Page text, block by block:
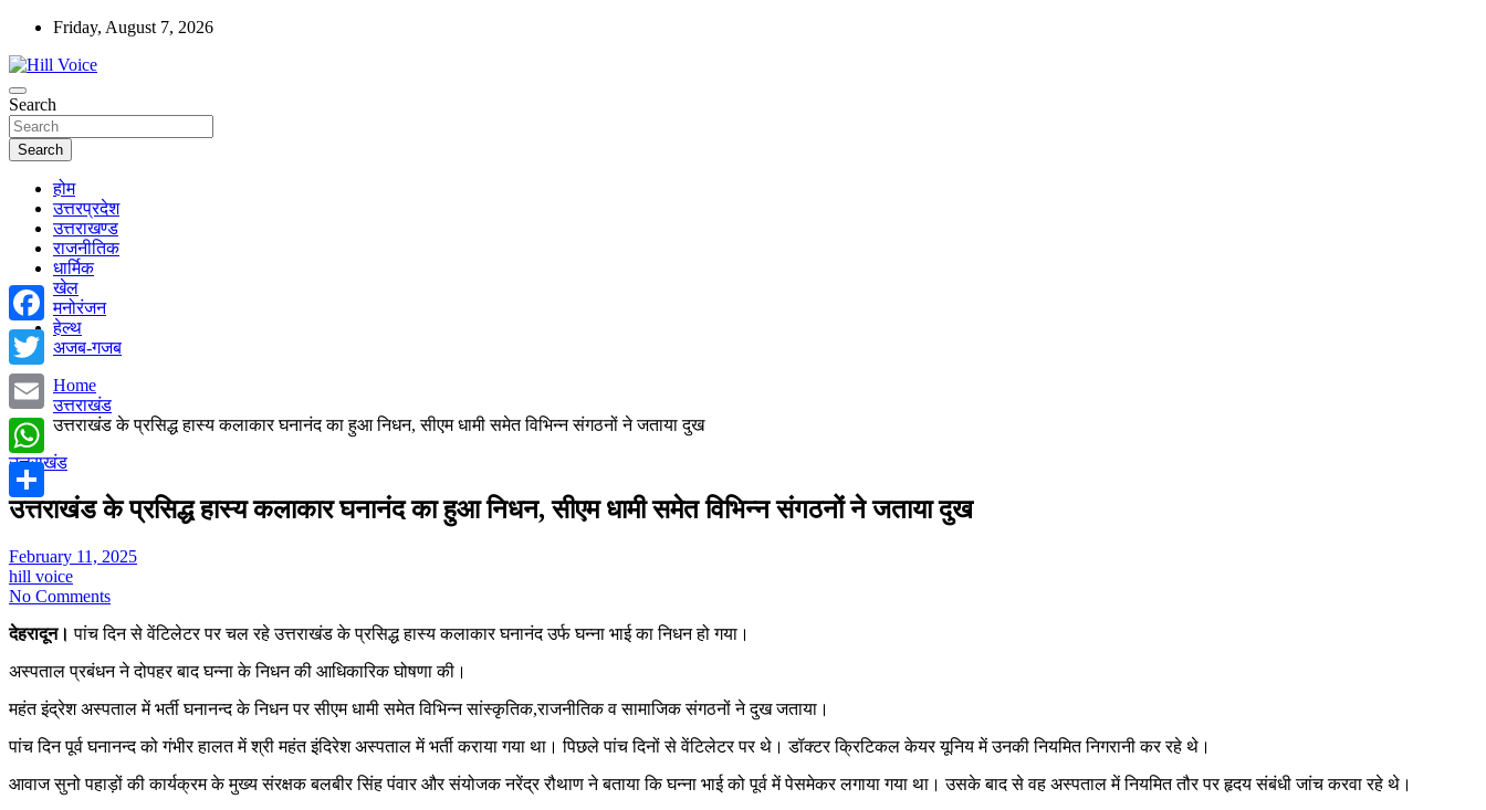
Skip
content
Friday, August 7, 2026
Hill Voice
न्यूज़ पोर्टल
Search
Search
होम
उत्तरप्रदेश
उत्तराखण्ड
राजनीतिक
धार्मिक
खेल
मनोरंजन
हेल्थ
अजब-गजब
Home
उत्तराखंड
उत्तराखंड के प्रसिद्ध हास्य कलाकार घनानंद का हुआ निधन, सीएम धामी समेत विभिन्न संगठनों ने जताया दुख
उत्तराखंड
उत्तराखंड के प्रसिद्ध हास्य कलाकार घनानंद का हुआ निधन, सीएम धामी समेत विभिन्न संगठनों ने जताया दुख
February 11, 2025
hill voice
No Comments
देहरादून। पांच दिन से वेंटिलेटर पर चल रहे उत्तराखंड के प्रसिद्ध हास्य कलाकार घनानंद उर्फ घन्ना भाई का निधन हो गया।
अस्पताल प्रबंधन ने दोपहर बाद घन्ना के निधन की आधिकारिक घोषणा की।
महंत इंद्रेश अस्पताल में भर्ती घनानन्द के निधन पर सीएम धामी समेत विभिन्न सांस्कृतिक,राजनीतिक व सामाजिक संगठनों ने दुख जताया।
पांच दिन पूर्व घनानन्द को गंभीर हालत में श्री महंत इंदिरेश अस्पताल में भर्ती कराया गया था। पिछले पांच दिनों से वेंटिलेटर पर थे। डॉक्टर क्रिटिकल केयर यूनिय में उनकी नियमित निगरानी कर रहे थे।
आवाज सुनो पहाड़ों की कार्यक्रम के मुख्य संरक्षक बलबीर सिंह पंवार और संयोजक नरेंद्र रौथाण ने बताया कि घन्ना भाई को पूर्व में पेसमेकर लगाया गया था। उसके बाद से वह अस्पताल में नियमित तौर पर हृदय संबंधी जांच करवा रहे थे।
Facebook
Twitter
Email
WhatsApp
Share